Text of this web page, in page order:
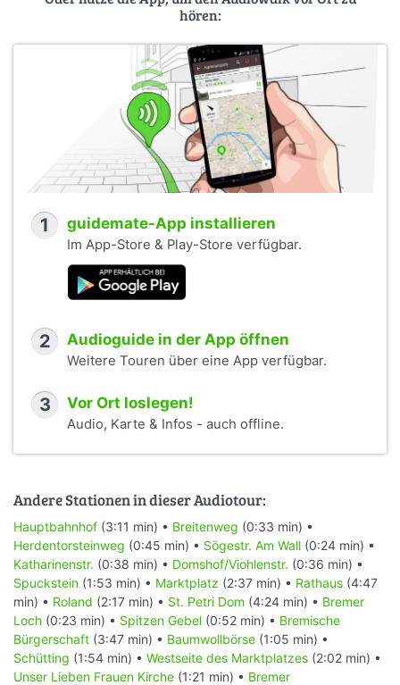
hören:
1 guidemate-App installieren
Im App-Store & Play-Store verfügbar.
2 Audioguide in der App öffnen
Weitere Touren über eine App verfügbar.
3 Vor Ort loslegen!
Audio, Karte & Infos - auch offline.
Andere Stationen in dieser Audiotour:
Hauptbahnhof (3:11 min) • Breitenweg (0:33 min) •
Herdentorsteinweg (0:45 min) • Sögestr. Am Wall (0:24 min) •
Katharinenstr. (0:38 min) • Domshof/Viohlenstr. (0:36 min) •
Spuckstein (1:53 min) • Marktplatz (2:37 min) • Rathaus (4:47
min) • Roland (2:17 min) • St. Petri Dom (4:24 min) • Bremer
Loch (0:23 min) • Spitzen Gebel (0:52 min) • Bremische
Bürgerschaft (3:47 min) • Baumwollbörse (1:05 min) •
Schütting (1:54 min) • Westseite des Marktplatzes (2:02 min) •
Unser Lieben Frauen Kirche (1:21 min) • Bremer